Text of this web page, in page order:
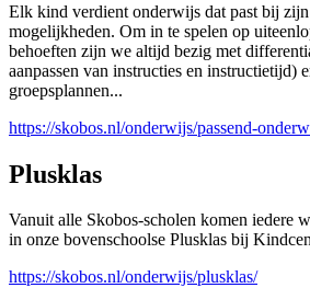
Elk kind verdient onderwijs dat past bij zijn
mogelijkheden. Om in te spelen op
behoeften zijn we altijd bezig met
aanpassen van instructies en instructietijd)
groepsplannen...
https://skobos.nl/onderwijs/passend-
Plusklas
Vanuit alle Skobos-scholen komen iedere
in onze bovenschoolse Plusklas bij
https://skobos.nl/onderwijs/plusklas/